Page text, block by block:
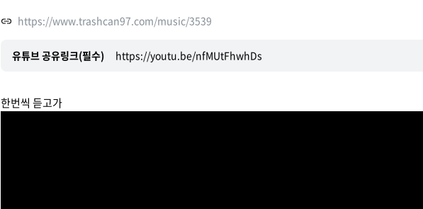
https://www.trashcan97.com/music/3539
유튜브 공유링크(필수) https://youtu.be/nfMUtFhwhDs
한번씩 듣고가